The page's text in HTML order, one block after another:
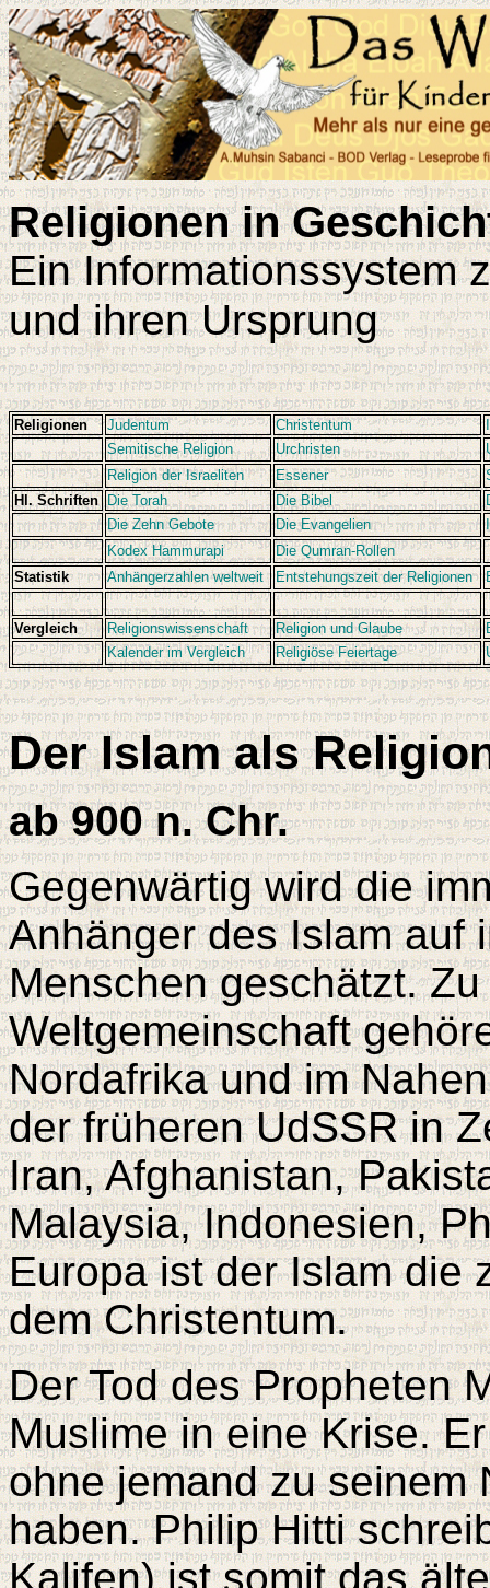
Religionen in
Ein Informationssystem
und ihren Ursprung
Religionen Judentum Christentum
Semitische Religion
Urchristen
Religion der Israeliten
Essener
Hl. Schriften Die Torah Die Bibel
Die Zehn Gebote
Die Evangelien
Kodex Hammurapi
Die Qumran-Rollen
Statistik
Anhängerzahlen weltweit Entstehungszeit der Religionen
Vergleich Religionswissenschaft Religion und Glaube
Kalender im Vergleich
Religiöse Feiertage
Der Islam als
ab 900 n. Chr.
Gegenwärtig wird die
Anhänger des Islam auf
Menschen geschätzt.
Weltgemeinschaft
Nordafrika und im
der früheren UdSSR in
Iran, Afghanistan,
Malaysia, Indonesien,
Europa ist der Islam die
dem Christentum.
Der Tod des Propheten
Muslime in eine Krise.
ohne jemand zu seinem
haben. Philip Hitti
Kalifen) ist somit das